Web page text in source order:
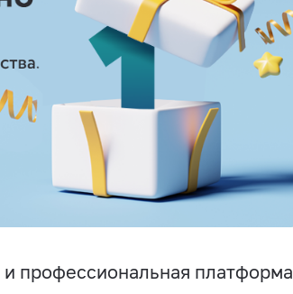
и профессиональная платформа